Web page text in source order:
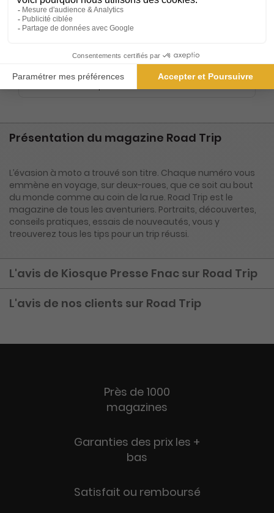
Abonnement Durée libre
Papier
45 Tarif Kiosque :6€
Prix par n° pendant 6 mois, puis 6,50 € par n°
Présentation du magazine Road Trip
L’évasion à moto a trouvé son titre. Chaque numéro vous
emmène en voyage, sur deux-roues, que ce soit au bout
du monde comme au coin de la rue. Road Trip est le
magazine de tous les aventuriers. Portraits, découvertes,
conseils pratiques, essais de nouveautés, vous y
treouverez tous les tips pour un trip réussi.
L'avis de Kiosque Presse Fnac sur Road Trip
L'avis de nos clients sur Road Trip
Près de 1000
magazines
Garanties des prix les +
bas
Satisfait ou remboursé